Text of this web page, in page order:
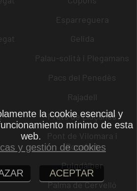
Esparreguera
Gelida
Palau-solità i Plegamans
Pacs del Penedès
Rajadell
Prats de Lluçanès
Pont de Vilomara i
Rocafort
Puigdàlber
Palma de Cervelló
la cookie esencial y
mínimo de esta
web.
y gestión de cookies
ACEPTAR